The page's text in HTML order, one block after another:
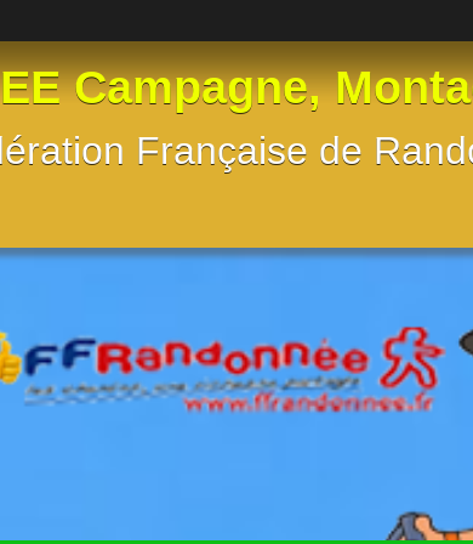
Campagne,
Française de